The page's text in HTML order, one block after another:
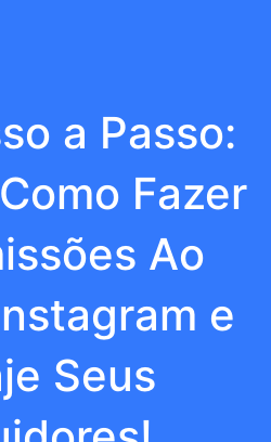
a Passo:
Fazer
Ao
e
Seus